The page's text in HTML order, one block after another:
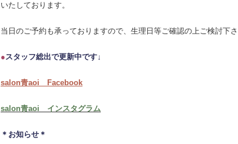
いたしております。
当日のご予約も承っておりますので、生理日等ご確認の上ご検討下
●スタッフ総出で更新中です↓
salon青aoi Facebook
salon青aoi インスタグラム
＊お知らせ＊